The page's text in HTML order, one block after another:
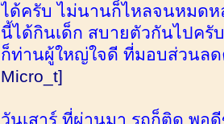
ได้ครับ ไม่นานก็ไหลจนหมด
นี้ได้กินเด็ก สบายตัวกันไปค
ก็ท่านผู้ใหญ่ใจดี ที่มอบส่วนลด
Micro_t]
วันเสาร์ ที่ผ่านมา รถก็ติด พอ